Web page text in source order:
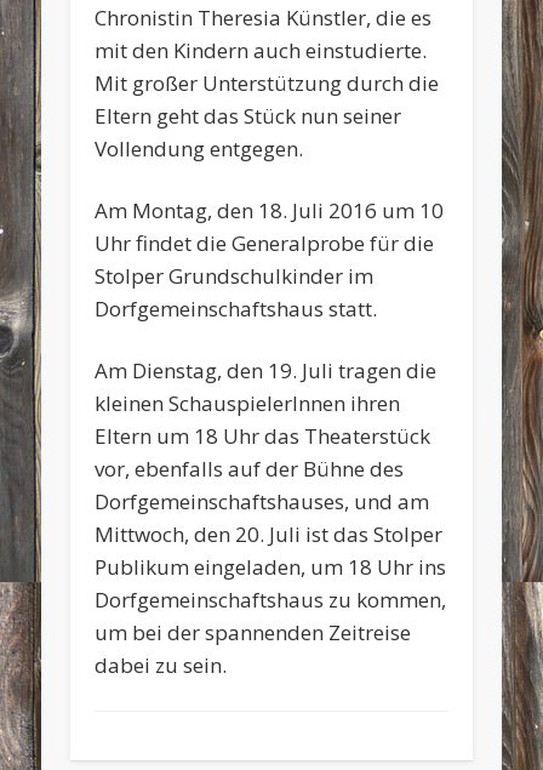
Chronistin Theresia Künstler, die es
mit den Kindern auch einstudierte.
Mit großer Unterstützung durch die
Eltern geht das Stück nun seiner
Vollendung entgegen.
Am Montag, den 18. Juli 2016 um 10
Uhr findet die Generalprobe für die
Stolper Grundschulkinder im
Dorfgemeinschaftshaus statt.
Am Dienstag, den 19. Juli tragen die
kleinen SchauspielerInnen ihren
Eltern um 18 Uhr das Theaterstück
vor, ebenfalls auf der Bühne des
Dorfgemeinschaftshauses, und am
Mittwoch, den 20. Juli ist das Stolper
Publikum eingeladen, um 18 Uhr ins
Dorfgemeinschaftshaus zu kommen,
um bei der spannenden Zeitreise
dabei zu sein.